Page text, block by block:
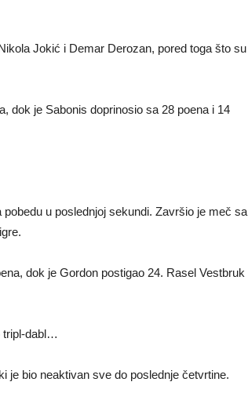
Jokić i Demar Derozan, pored toga što su
dok je Sabonis doprinosio sa 28 poena i 14
u poslednjoj sekundi. Završio je meč sa
dok je Gordon postigao 24. Rasel Vestbruk
tripl-dabl…
je bio neaktivan sve do poslednje četvrtine.